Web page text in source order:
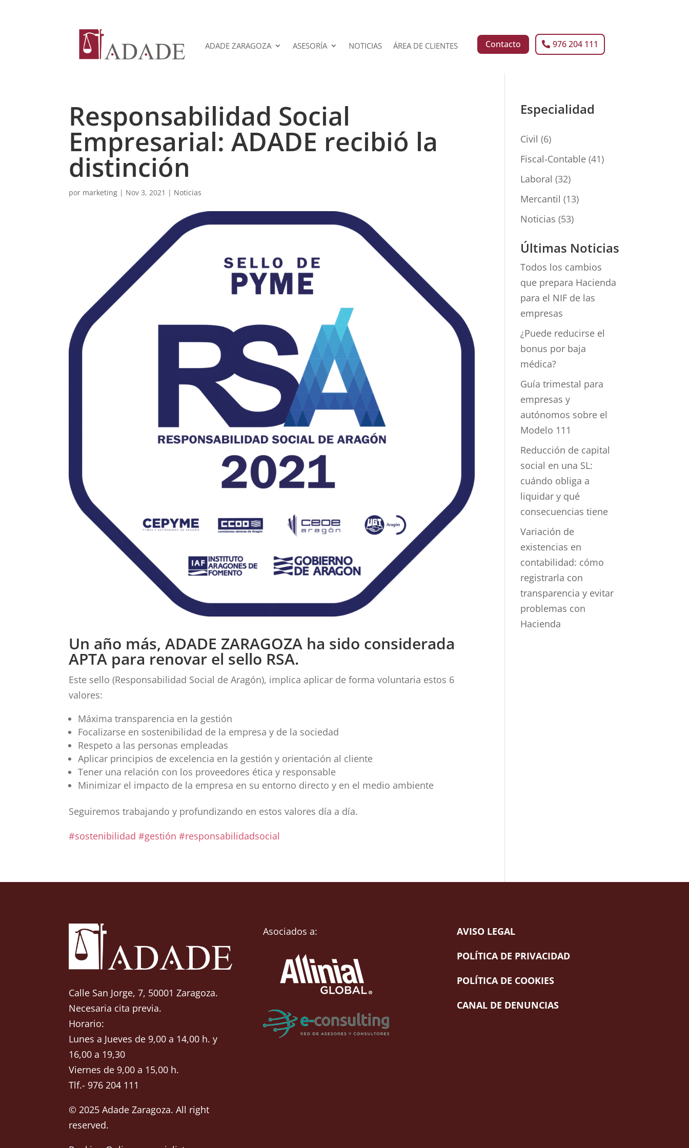
ADADE ZARAGOZA ASESORÍA NOTICIAS ÁREA DE CLIENTES Contacto 976 204 111
Responsabilidad Social
Empresarial: ADADE recibió la
distinción
por marketing | Nov 3, 2021 | Noticias
Un año más, ADADE ZARAGOZA ha sido considerada
APTA para renovar el sello RSA.
Este sello (Responsabilidad Social de Aragón), implica aplicar de forma voluntaria estos 6
valores:
Máxima transparencia en la gestión
Focalizarse en sostenibilidad de la empresa y de la sociedad
Respeto a las personas empleadas
Aplicar principios de excelencia en la gestión y orientación al cliente
Tener una relación con los proveedores ética y responsable
Minimizar el impacto de la empresa en su entorno directo y en el medio ambiente
Seguiremos trabajando y profundizando en estos valores día a día.
#sostenibilidad #gestión #responsabilidadsocial
Especialidad
Civil (6)
Fiscal-Contable (41)
Laboral (32)
Mercantil (13)
Noticias (53)
Últimas Noticias
Todos los cambios
que prepara Hacienda
para el NIF de las
empresas
¿Puede reducirse el
bonus por baja
médica?
Guía trimestal para
empresas y
autónomos sobre el
Modelo 111
Reducción de capital
social en una SL:
cuándo obliga a
liquidar y qué
consecuencias tiene
Variación de
existencias en
contabilidad: cómo
registrarla con
transparencia y evitar
problemas con
Hacienda
Calle San Jorge, 7, 50001 Zaragoza.
Necesaria cita previa.
Horario:
Lunes a Jueves de 9,00 a 14,00 h. y
16,00 a 19,30
Viernes de 9,00 a 15,00 h.
Tlf.- 976 204 111
© 2025 Adade Zaragoza. All right
reserved.
Asociados a:
AVISO LEGAL
POLÍTICA DE PRIVACIDAD
POLÍTICA DE COOKIES
CANAL DE DENUNCIAS